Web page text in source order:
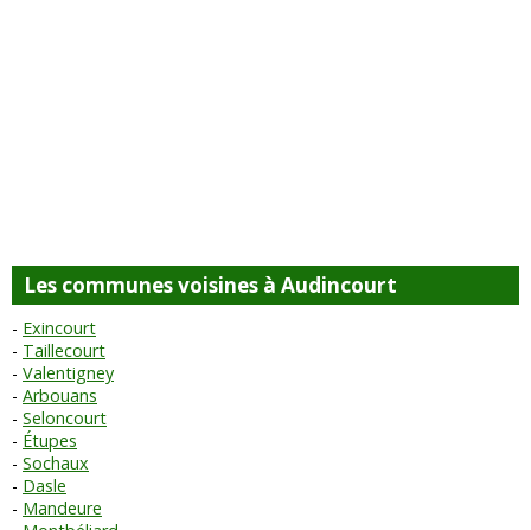
Les communes voisines à Audincourt
Exincourt
Taillecourt
Valentigney
Arbouans
Seloncourt
Étupes
Sochaux
Dasle
Mandeure